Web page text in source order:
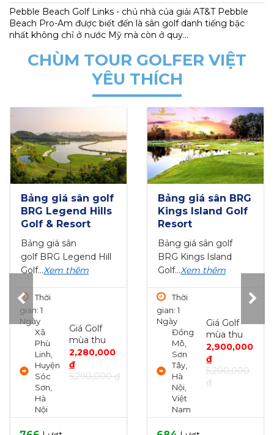
Pebble Beach Golf Links - chủ nhà của giải AT&T Pebble
Beach Pro-Am được biết đến là sân golf danh tiếng bậc
nhất không chỉ ở nước Mỹ mà còn ở quy...
CHÙM TOUR GOLFER VIỆT
YÊU THÍCH
Play&Stay Hà Nội
- Hải Phòng 3N2Đ:
3 vòng Golf + 2
Đêm Vinpearl...
Giá golf ưu đãi, Dịch
vụ golf chuyên...
Thời
gian: 3
Ngày
3
vòng
Golf +
KS 5*
Giá Golf
mùa thu
6,350,000
₫
1718Lượt
Golf đã đặt
MỜI XEM
HOT
Play&Stay Hạ
Long - Móng Cái
3N2Đ: 2 Vòng Golf
+ 2 Đêm Khách...
Giá golf ưu đãi, Dịch
vụ golf chuyên...
Thời
gian: 3
Ngày
2
vòng
Golf +
KS 5*
Giá Golf
mùa thu
4,300,000
₫
1694Lượt
Golf đã đặt
MỜI XEM